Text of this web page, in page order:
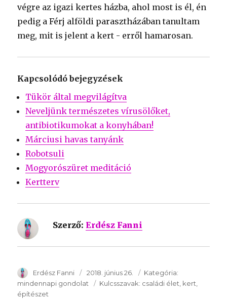
végre az igazi kertes házba, ahol most is él, én
pedig a Férj alföldi parasztházában tanultam
meg, mit is jelent a kert - erről hamarosan.
Kapcsolódó bejegyzések
Tükör által megvilágítva
Neveljünk természetes vírusölőket,
antibiotikumokat a konyhában!
Márciusi havas tanyánk
Robotsuli
Mogyorószüret meditáció
Kertterv
Szerző: Erdész Fanni
SzerzÅ
Erdész Fanni Közzétéve:
2018. június 26. Kategória:
mindennapi gondolat
Kulcsszavak: Kulcsszavak:
családi élet kert
építészet